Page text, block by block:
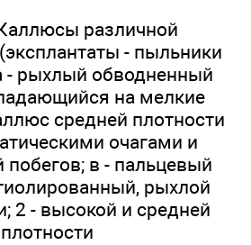
различной
- пыльники
- рыхлый обводненный
на мелкие
средней плотности
очагами и
побегов; в - пальцевый
рыхлой
2 - высокой и средней
плотности